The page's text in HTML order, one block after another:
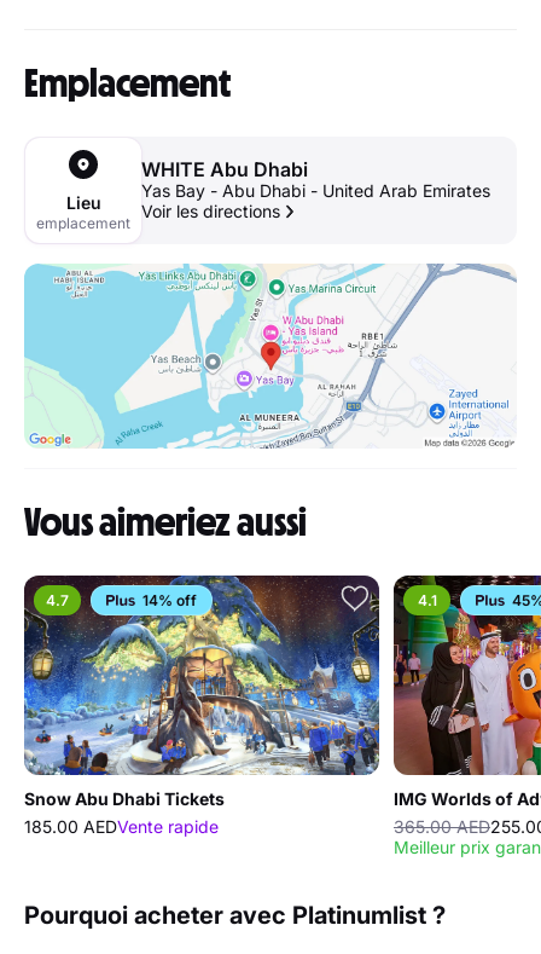
Emplacement
Lieu
emplacement
WHITE Abu Dhabi
Yas Bay - Abu Dhabi - United Arab Emirates
Voir les directions
Vous aimeriez aussi
4.7 14% off
Snow Abu Dhabi Tickets
185.00 AEDVente rapide
4.1
IMG Worlds of
365.00 AED
Meilleur prix
Pourquoi acheter avec Platinumlist ?